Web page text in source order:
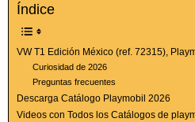
Índice
VW T1 Edición México (ref. 72315),
Curiosidad de 2026
Preguntas frecuentes
Descarga Catálogo Playmobil 2026
Videos con Todos los Catálogos de